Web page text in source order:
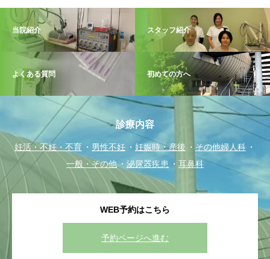
当院紹介 スタッフ紹介
よくある質問 初めての方へ
診療内容
妊活・不妊・不育 男性不妊 妊娠時・産後
その他婦人科
一般・その他
泌尿器疾患 耳鼻科
WEB予約はこちら
予約ページへ進む